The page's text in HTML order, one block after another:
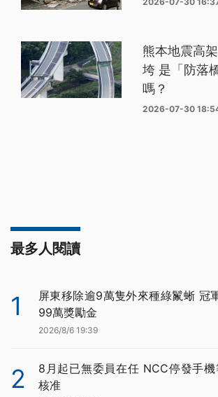
熊本地震高
垮 是「防落
嗎？
2026-07-30
最多人閱讀
1
屏東移除逾9萬隻外來種綠鬣蜥 冠
99萬獎勵金
2026/8/6 19:39
2
8月起已無委員在任 NCC停發手
核准